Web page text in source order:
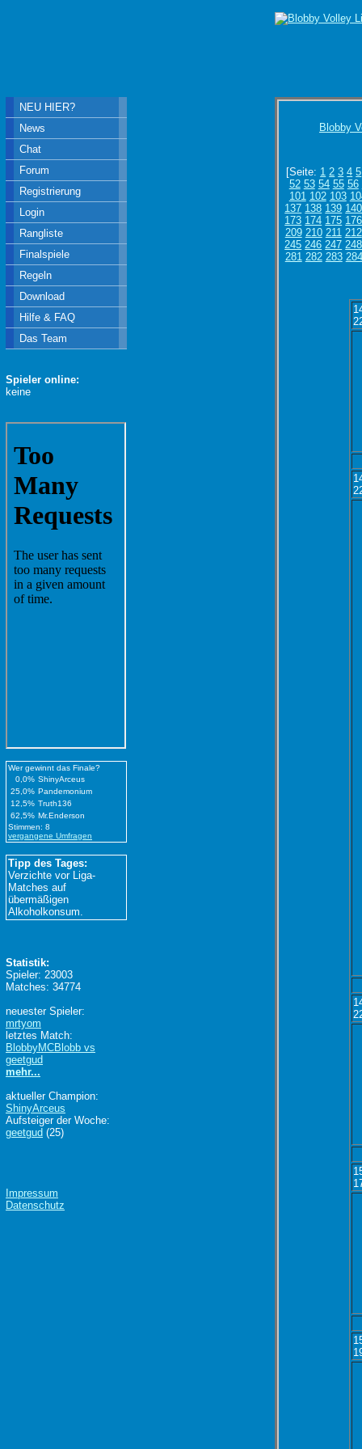
Blobby
[Seite: 1 2 3 4 5
52 53 54 55 56
101 102 103
137 138 139 140
173 174 175 176
209 210 211 212
245 246 247 248
281 282 283 284
NEU HIER?
News
Chat
Forum
Registrierung
Login
Rangliste
Finalspiele
Regeln
Download
Hilfe & FAQ
Das Team
Spieler online:
keine
Wer gewinnt das Finale?
0,0% ShinyArceus
25,0% Pandemonium
12,5% Truth136
62,5% Mr.Enderson
Stimmen: 8
vergangene Umfragen
Tipp des Tages:
Verzichte vor Liga-
Matches auf
übermäßigen
Alkoholkonsum.
Statistik:
Spieler: 23003
Matches: 34774
neuester Spieler:
mrtyom
letztes Match:
BlobbyMCBlobb vs
geetgud
mehr...
aktueller Champion:
ShinyArceus
Aufsteiger der Woche:
geetgud (25)
Impressum
Datenschutz